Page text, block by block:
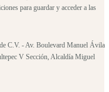
para guardar y acceder a las
C.V. - Av. Boulevard Manuel Ávila
V Sección, Alcaldía Miguel